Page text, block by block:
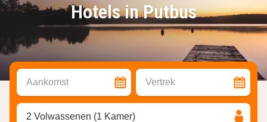
Hotels in Putbus
Aankomst Vertrek
2 Volwassenen (1 Kamer)